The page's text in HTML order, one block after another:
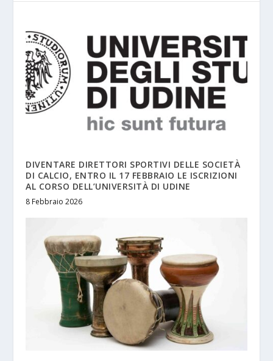
DIVENTARE DIRETTORI SPORTIVI DELLE SOCIETÀ
DI CALCIO, ENTRO IL 17 FEBBRAIO LE ISCRIZIONI
AL CORSO DELL’UNIVERSITÀ DI UDINE
8 Febbraio 2026